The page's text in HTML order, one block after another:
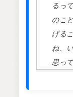
るっ
のこ
げる
ね、
思っ